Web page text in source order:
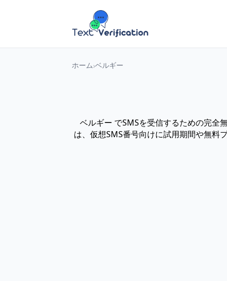
ホーム ベルギー
ベルギー でSMSを受信するための完全
は、仮想SMS番号向けに試用期間や無